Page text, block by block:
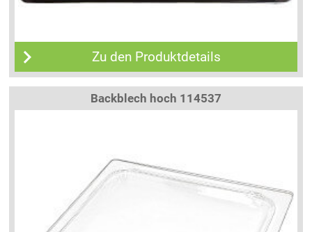
Zu den Produktdetails
Backblech hoch 114537